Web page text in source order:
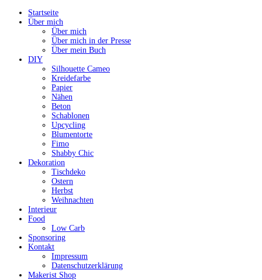
Startseite
Über mich
Über mich
Über mich in der Presse
Über mein Buch
DIY
Silhouette Cameo
Kreidefarbe
Papier
Nähen
Beton
Schablonen
Upcycling
Blumentorte
Fimo
Shabby Chic
Dekoration
Tischdeko
Ostern
Herbst
Weihnachten
Interieur
Food
Low Carb
Sponsoring
Kontakt
Impressum
Datenschutzerklärung
Makerist Shop